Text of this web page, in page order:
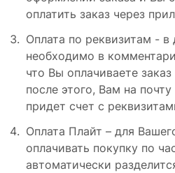
оплатить заказ через
Оплата по реквизитам -
необходимо в
что Вы оплачиваете
после этого, Вам на
придет счет с
Оплата Плайт – для
оплачивать покупку по
автоматически